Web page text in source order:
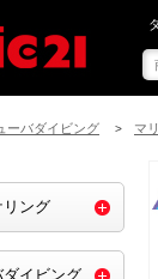
ーバダイビング > マ
リング
イビング